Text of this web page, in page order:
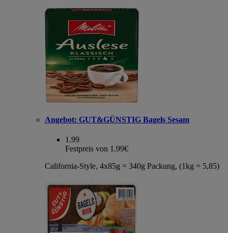
Angebot: GUT&GÜNSTIG Bagels Sesam
1.99
Festpreis von 1.99€
California-Style, 4x85g = 340g Packung, (1kg = 5,85)